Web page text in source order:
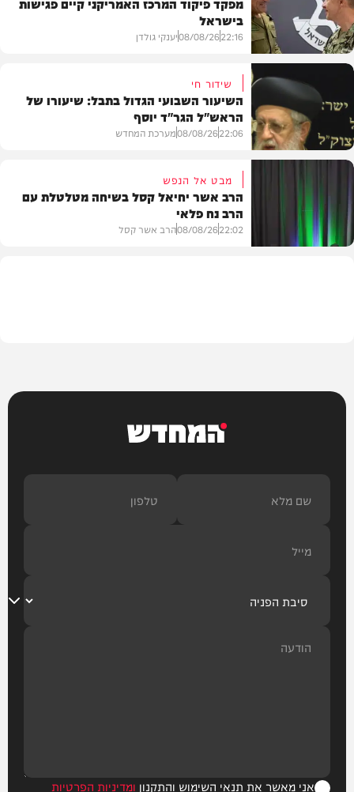
חדשות
בישראל
22:16
08/08/26יענקי גולדן
וידאו
שידור חי
השיעור השבועי הגדול בתבל: שיעורו של
הראש"ל הגר"ד יוסף
22:06
08/08/26מערכת המחדש
מבט אל הנפש
הרב אשר יחיאל קסל בשיחה מטלטלת עם
הרב נח פלאי
22:02
08/08/26הרב אשר קסל
המחדש
אני מאשר את תנאי השימוש והתקנון ומדיניות הפרטיות